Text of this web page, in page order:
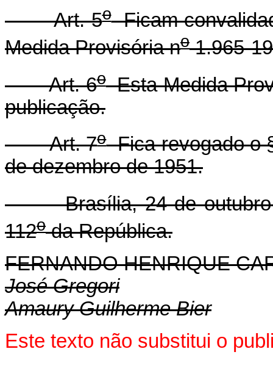
Art. 5oFicam
Medida Provisória no1.965-
Art. 6oEsta Medida
publicação.
Art. 7oFica revogado o
de dezembro de 1951.
Brasília, 24 de outubro
112oda República.
FERNANDO HENRIQUE
José Gregori
Amaury Guilherme Bier
Este texto não substitui o